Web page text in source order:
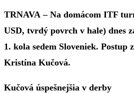
TRNAVA – Na domácom ITF
USD, tvrdý povrch v hale) dnes
1. kola sedem Sloveniek. Postup
Kristína Kučová.
Kučová úspešnejšia v derby